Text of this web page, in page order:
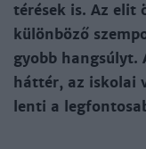
té­ré­sek is. Az elit
kü­lön­bö­ző
gyobb hang­súlyt.
hát­tér, az is­ko­lai
len­ti a